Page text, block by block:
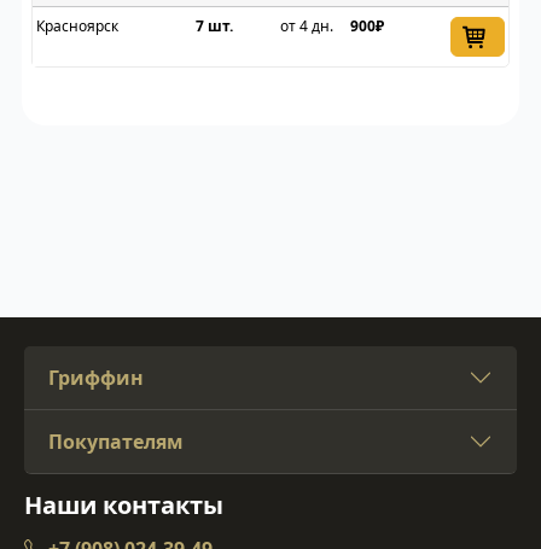
Красноярск
7 шт. от 4 дн. 900₽
Гриффин
Покупателям
Наши контакты